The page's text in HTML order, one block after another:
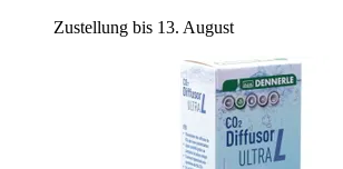
Zustellung bis 13. August